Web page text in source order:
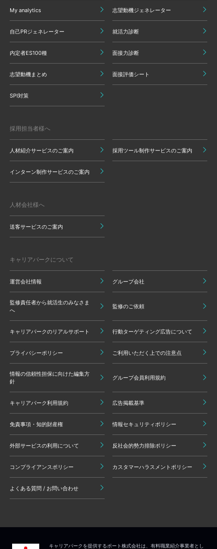
My analytics 志望動機ジェネレーター
自己PRジェネレーター 就活力診断
内定者ES100種 面接力診断
志望動機まとめ 面接評価シート
SPI対策
採用担当者様へ
人材紹介サービスのご案内 採用ツール制作サービスのご案内
インターン制作サービスのご案内
人材会社様へ
送客サービスのご案内
キャリアパークについて
運営会社情報 グループ会社
監修責任者から就活生のみなさま
へ
監修のご依頼
キャリアパークのリアルサポート 行動ターゲティング広告について
プライバシーポリシー ご利用いただく上での注意点
情報の信頼性担保に向けた編集方
針
グループ会員利用規約
キャリアパーク利用規約 広告掲載基準
免責事項・知的財産権 情報セキュリティポリシー
外部サービスの利用について 反社会的勢力排除ポリシー
コンプライアンスポリシー カスタマーハラスメントポリシー
よくある質問 / お問い合わせ